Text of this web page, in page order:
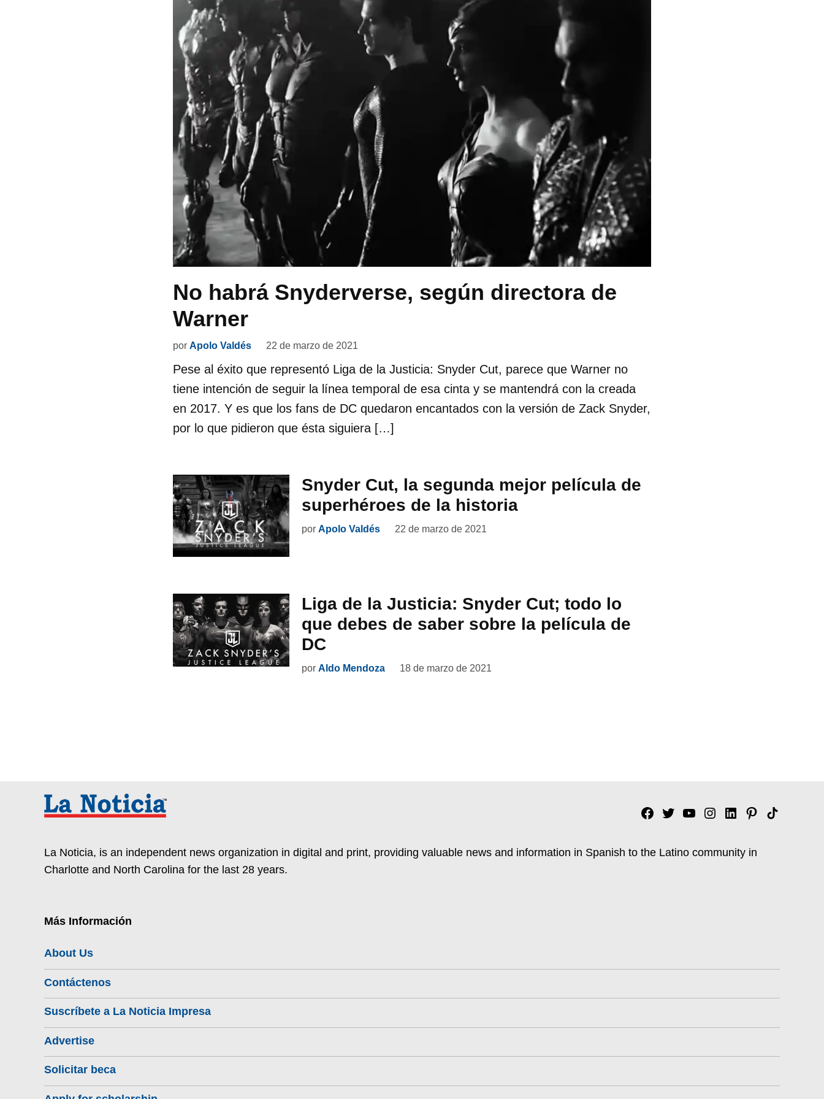
No habrá Snyderverse, según directora de
Warner
por Apolo Valdés 22 de marzo de 2021
Pese al éxito que representó Liga de la Justicia: Snyder Cut, parece que Warner no
tiene intención de seguir la línea temporal de esa cinta y se mantendrá con la creada
en 2017. Y es que los fans de DC quedaron encantados con la versión de Zack Snyder,
por lo que pidieron que ésta siguiera […]
Snyder Cut, la segunda mejor película de
superhéroes de la historia
por Apolo Valdés 22 de marzo de 2021
Liga de la Justicia: Snyder Cut; todo lo
que debes de saber sobre la película de
DC
por Aldo Mendoza 18 de marzo de 2021
Facebook
TwitterYouTubeInstagram
Linkedin
Pinterest
Tik
La Noticia, is an independent news organization in digital and print, providing valuable news and information in Spanish to the Latino community in
Charlotte and North Carolina for the last 28 years.
Más Información
About Us
Contáctenos
Suscríbete a La Noticia Impresa
Advertise
Solicitar beca